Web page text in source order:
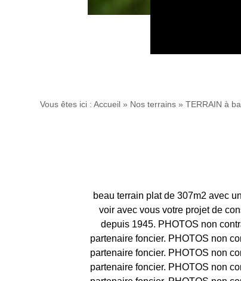
Vous êtes ici :Accueil » Nos terrains »TERRAIN à
beau terrain plat de 307m2 avec
voir avec vous votre projet de
depuis 1945. PHOTOS non
partenaire foncier. PHOTOS non
partenaire foncier. PHOTOS non
partenaire foncier. PHOTOS non